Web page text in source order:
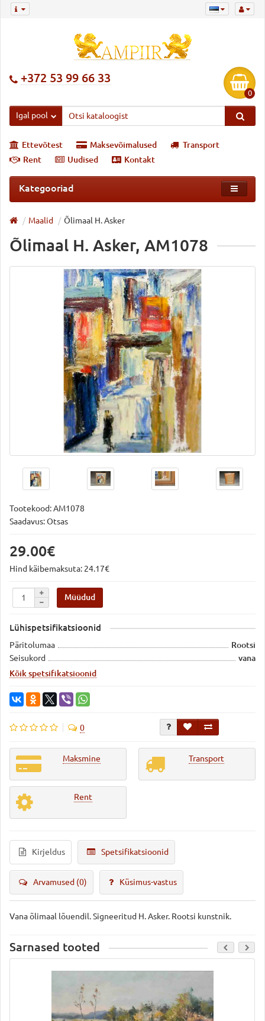
+372 53 99 66 33
0
Igal pool
Ettevõtest Maksevõimalused
Transport
Rent
Uudised Kontakt
Kategooriad
Maalid Õlimaal H. Asker
Õlimaal H. Asker, AM1078
Tootekood:AM1078
Saadavus: Otsas
29.00€
Hind käibemaksuta: 24.17€
Müüdud
Lühispetsifikatsioonid
Päritolumaa
Rootsi
Seisukord
vana
Kõik spetsifikatsioonid
0
Maksmine Transport
Rent
Kirjeldus Spetsifikatsioonid
Arvamused (0) Küsimus-vastus
Vana õlimaal lõuendil. Signeeritud H. Asker. Rootsi kunstnik.
Sarnased tooted